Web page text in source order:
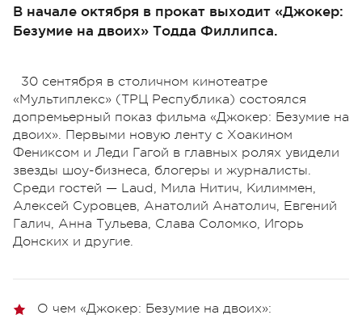
В начале октября в прокат выходит «Джокер:
Безумие на двоих» Тодда Филлипса.
30 сентября в столичном кинотеатре
«Мультиплекс» (ТРЦ Республика) состоялся
допремьерный показ фильма «Джокер: Безумие на
двоих». Первыми новую ленту с Хоакином
Фениксом и Леди Гагой в главных ролях увидели
звезды шоу-бизнеса, блогеры и журналисты.
Среди гостей — Laud, Мила Нитич, Килиммен,
Алексей Суровцев, Анатолий Анатолич, Евгений
Галич, Анна Тульева, Слава Соломко, Игорь
Донских и другие.
О чем «Джокер: Безумие на двоих»: